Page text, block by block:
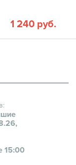
1 240 руб.
15:00